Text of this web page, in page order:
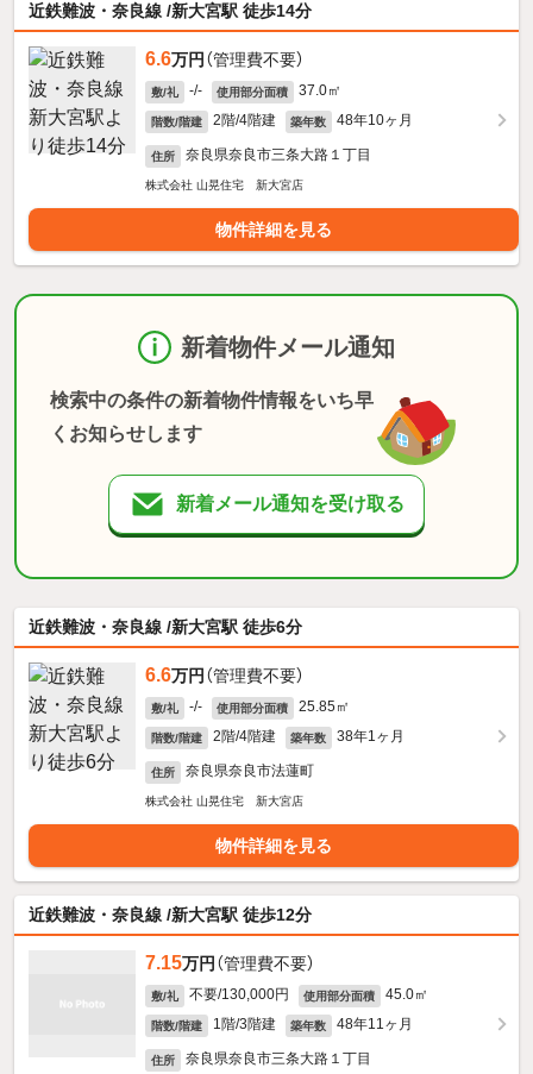
近鉄難波・奈良線 /新大宮駅 徒歩14分
6.6万円 （管理費不要）
敷/礼 -/- 使用部分面積 37.0㎡
階数/階建 2階/4階建 築年数 48年10ヶ月
住所 奈良県奈良市三条大路１丁目
株式会社 山晃住宅 新大宮店
物件詳細を見る
新着物件メール通知
検索中の条件の新着物件情報をいち早
くお知らせします
新着メール通知を受け取る
近鉄難波・奈良線 /新大宮駅 徒歩6分
6.6万円 （管理費不要）
敷/礼 -/- 使用部分面積 25.85㎡
階数/階建 2階/4階建 築年数 38年1ヶ月
住所 奈良県奈良市法蓮町
株式会社 山晃住宅 新大宮店
物件詳細を見る
近鉄難波・奈良線 /新大宮駅 徒歩12分
7.15万円 （管理費不要）
敷/礼 不要/130,000円 使用部分面積 45.0㎡
階数/階建 1階/3階建 築年数 48年11ヶ月
住所 奈良県奈良市三条大路１丁目